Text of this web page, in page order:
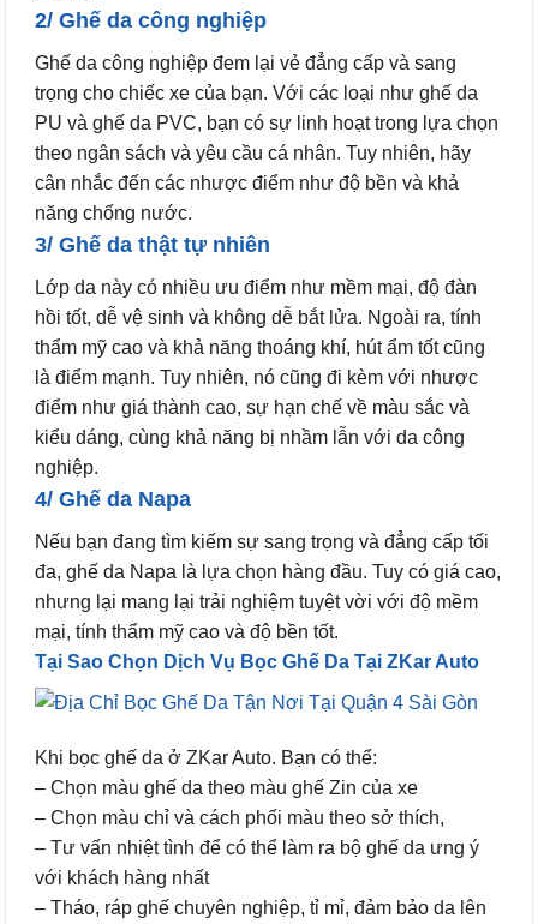
2/ Ghế da công nghiệp
Ghế da công nghiệp đem lại vẻ đẳng cấp và sang
trọng cho chiếc xe của bạn. Với các loại như ghế da
PU và ghế da PVC, bạn có sự linh hoạt trong lựa chọn
theo ngân sách và yêu cầu cá nhân. Tuy nhiên, hãy
cân nhắc đến các nhược điểm như độ bền và khả
năng chống nước.
3/ Ghế da thật tự nhiên
Lớp da này có nhiều ưu điểm như mềm mại, độ đàn
hồi tốt, dễ vệ sinh và không dễ bắt lửa. Ngoài ra, tính
thẩm mỹ cao và khả năng thoáng khí, hút ẩm tốt cũng
là điểm mạnh. Tuy nhiên, nó cũng đi kèm với nhược
điểm như giá thành cao, sự hạn chế về màu sắc và
kiểu dáng, cùng khả năng bị nhầm lẫn với da công
nghiệp.
4/ Ghế da Napa
Nếu bạn đang tìm kiếm sự sang trọng và đẳng cấp tối
đa, ghế da Napa là lựa chọn hàng đầu. Tuy có giá cao,
nhưng lại mang lại trải nghiệm tuyệt vời với độ mềm
mại, tính thẩm mỹ cao và độ bền tốt.
Tại Sao Chọn Dịch Vụ Bọc Ghế Da Tại ZKar Auto
Khi bọc ghế da ở ZKar Auto. Bạn có thể:
– Chọn màu ghế da theo màu ghế Zin của xe
– Chọn màu chỉ và cách phối màu theo sở thích,
– Tư vấn nhiệt tình để có thể làm ra bộ ghế da ưng ý
với khách hàng nhất
– Tháo, ráp ghế chuyên nghiệp, tỉ mỉ, đảm bảo da lên